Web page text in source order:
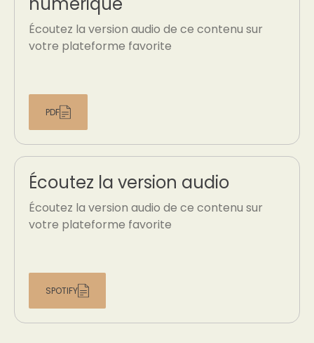
Écoutez la version audio de ce contenu sur
votre plateforme favorite
PDF
Écoutez la version audio
Écoutez la version audio de ce contenu sur
votre plateforme favorite
SPOTIFY